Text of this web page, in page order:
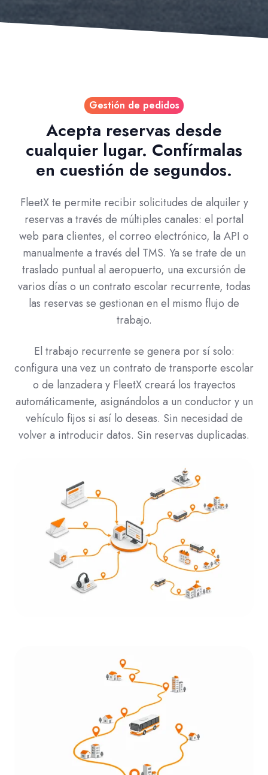
Gestión de pedidos
Acepta reservas desde
cualquier lugar. Confírmalas
en cuestión de segundos.
FleetX te permite recibir solicitudes de alquiler y
reservas a través de múltiples canales: el portal
web para clientes, el correo electrónico, la API o
manualmente a través del TMS. Ya se trate de un
traslado puntual al aeropuerto, una excursión de
varios días o un contrato escolar recurrente, todas
las reservas se gestionan en el mismo flujo de
trabajo.
El trabajo recurrente se genera por sí solo:
configura una vez un contrato de transporte escolar
o de lanzadera y FleetX creará los trayectos
automáticamente, asignándolos a un conductor y un
vehículo fijos si así lo deseas. Sin necesidad de
volver a introducir datos. Sin reservas duplicadas.